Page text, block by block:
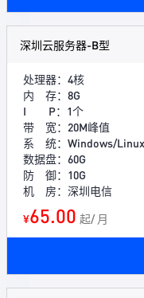
深圳云服务器-B型
处理器：4核
内 存：8G
I P：1个
带 宽：20M峰值
系 统：Windows/Linux
数据盘：60G
防 御：10G
机 房：深圳电信
¥65.00 起/ 月